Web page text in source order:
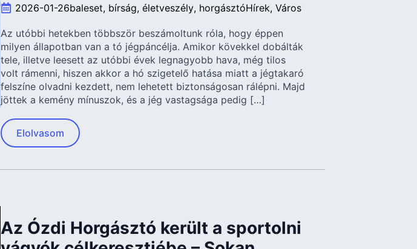
2026-01-26baleset bírság életveszély horgásztóHírek Város
Az utóbbi hetekben többször beszámoltunk róla, hogy éppen
milyen állapotban van a tó jégpáncélja. Amikor kövekkel dobálták
tele, illetve leesett az utóbbi évek legnagyobb hava, még tilos
volt rámenni, hiszen akkor a hó szigetelő hatása miatt a jégtakaró
felszíne olvadni kezdett, nem lehetett biztonságosan rálépni. Majd
jöttek a kemény mínuszok, és a jég vastagsága pedig […]
Elolvasom
Az Ózdi Horgásztó került a sportolni